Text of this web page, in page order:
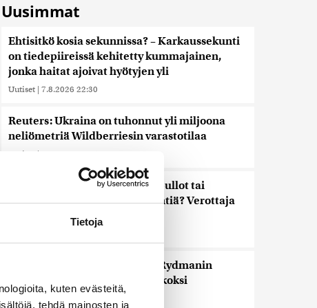
Tietoja
kuten evästeitä,
tehdä mainosten ja
Uusimmat
Ehtisitkö kosia sekunnissa? – Karkaussekunti
on tiedepiireissä kehitetty kummajainen,
jonka haitat ajoivat hyötyjen yli
Uutiset | 7.8.2026 22:30
Reuters: Ukraina on tuhonnut yli miljoona
neliömetriä Wildberriesin varastotilaa
Uutiset |
Palautitko puistosta löydetyt pullot tai
pakastitko marjat ennen myyntiä? Verottaja
vaatii osansa
Timo Laaninen julistaa Wille Rydmanin
Suomen taitavimmaksi poliitikoksi